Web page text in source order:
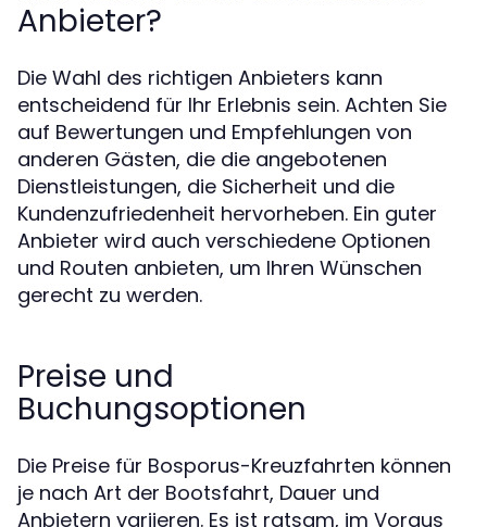
Anbieter?
Die Wahl des richtigen Anbieters kann
entscheidend für Ihr Erlebnis sein. Achten Sie
auf Bewertungen und Empfehlungen von
anderen Gästen, die die angebotenen
Dienstleistungen, die Sicherheit und die
Kundenzufriedenheit hervorheben. Ein guter
Anbieter wird auch verschiedene Optionen
und Routen anbieten, um Ihren Wünschen
gerecht zu werden.
Preise und
Buchungsoptionen
Die Preise für Bosporus-Kreuzfahrten können
je nach Art der Bootsfahrt, Dauer und
Anbietern variieren. Es ist ratsam, im Voraus